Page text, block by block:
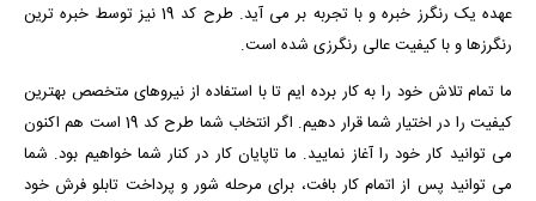
عهده یک رنگرز خبره و با تجربه بر می آید. طرح کد 19 نیز توسط خبره ترین
رنگرزها و با کیفیت عالی رنگرزی شده است.
ما تمام تلاش خود را به کار برده ایم تا با استفاده از نیروهای متخصص بهترین
کیفیت را در اختیار شما قرار دهیم. اگر انتخاب شما طرح کد 19 است هم اکنون
می توانید کار خود را آغاز نمایید. ما تاپایان کار در کنار شما خواهیم بود. شما
می توانید پس از اتمام کار بافت، برای مرحله شور و پرداخت تابلو فرش خود